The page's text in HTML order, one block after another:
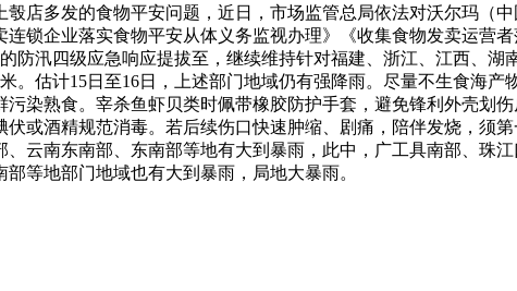
店多发的食物平安问题，近日，市场监管总局依法对沃尔玛（
锁企业落实食物平安从体义务监视办理》《收集食物发卖运营
防汛四级应急响应提拔至，继续维持针对福建、浙江、江西、湖
。估计15日至16日，上述部门地域仍有强降雨。尽量不生食海产
染熟食。宰杀鱼虾贝类时佩带橡胶防护手套，避免锋利外壳划
或酒精规范消毒。若后续伤口快速肿缩、剧痛，陪伴发烧，须
云南东南部、东南部等地有大到暴雨，此中，广工具南部、珠
等地部门地域也有大到暴雨，局地大暴雨。